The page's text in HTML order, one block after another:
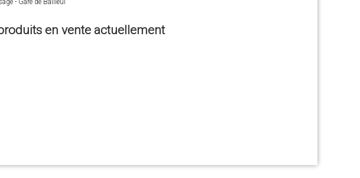
- Gare de Bailleul
en vente actuellement